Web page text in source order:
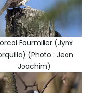
Fourmilier (Jynx
(Photo : Jean
Joachim)